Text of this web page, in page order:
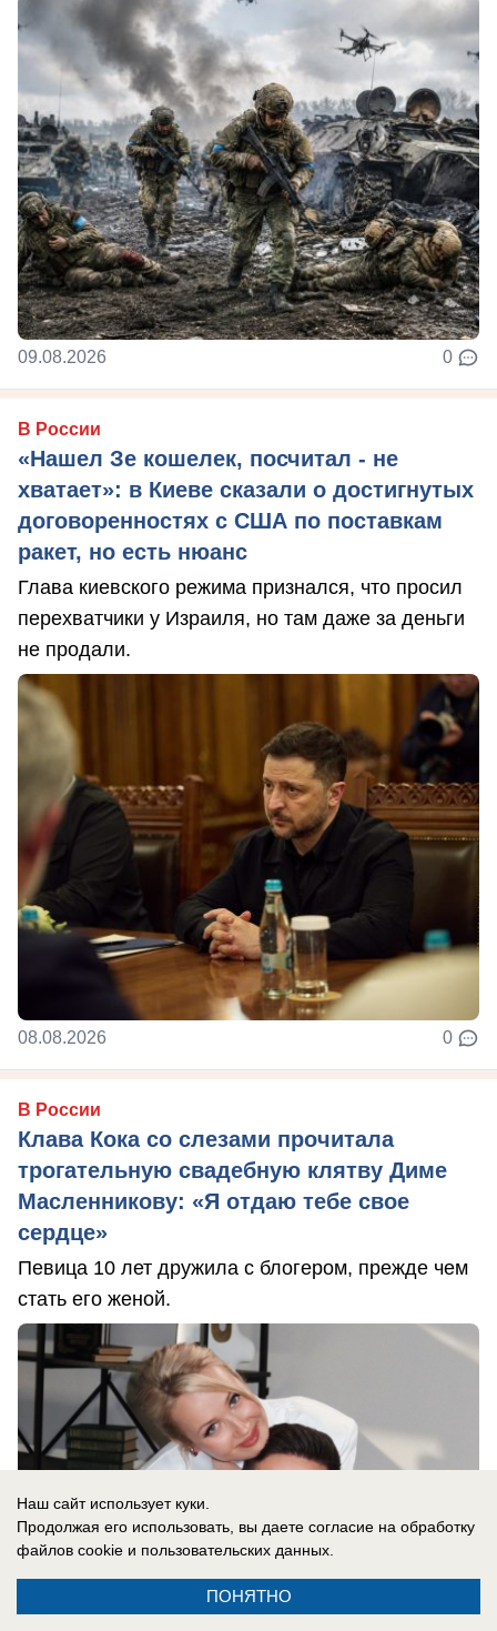
09.08.2026 0
В России
«Нашел Зе кошелек, посчитал - не
хватает»: в Киеве сказали о достигнутых
договоренностях с США по поставкам
ракет, но есть нюанс
Глава киевского режима признался, что просил
перехватчики у Израиля, но там даже за деньги
не продали.
08.08.2026 0
В России
Клава Кока со слезами прочитала
трогательную свадебную клятву Диме
Масленникову: «Я отдаю тебе свое
сердце»
Певица 10 лет дружила с блогером, прежде чем
стать его женой.
Наш сайт использует куки.
Продолжая его использовать, вы даете согласие на обработку
файлов cookie и пользовательских данных.
ПОНЯТНО